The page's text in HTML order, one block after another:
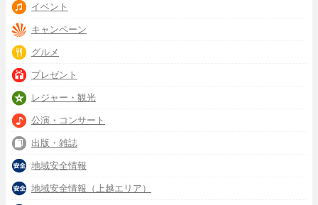
イベント
キャンペーン
グルメ
プレゼント
レジャー・観光
公演・コンサート
出版・雑誌
地域安全情報
地域安全情報（上越エリア）